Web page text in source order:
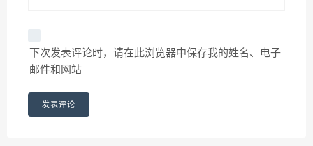
下次发表评论时，请在此浏览器中保存我的姓名、电子
邮件和网站